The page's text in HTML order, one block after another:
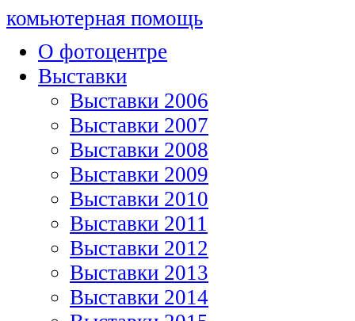
комьютерная помощь
О фотоцентре
Выставки
Выставки 2006
Выставки 2007
Выставки 2008
Выставки 2009
Выставки 2010
Выставки 2011
Выставки 2012
Выставки 2013
Выставки 2014